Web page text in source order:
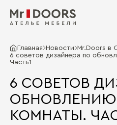
Главная Новости Mr.Doors в
6 советов дизайнера по
Часть1
6 СОВЕТОВ
ОБНОВЛЕНИЮ
КОМНАТЫ.